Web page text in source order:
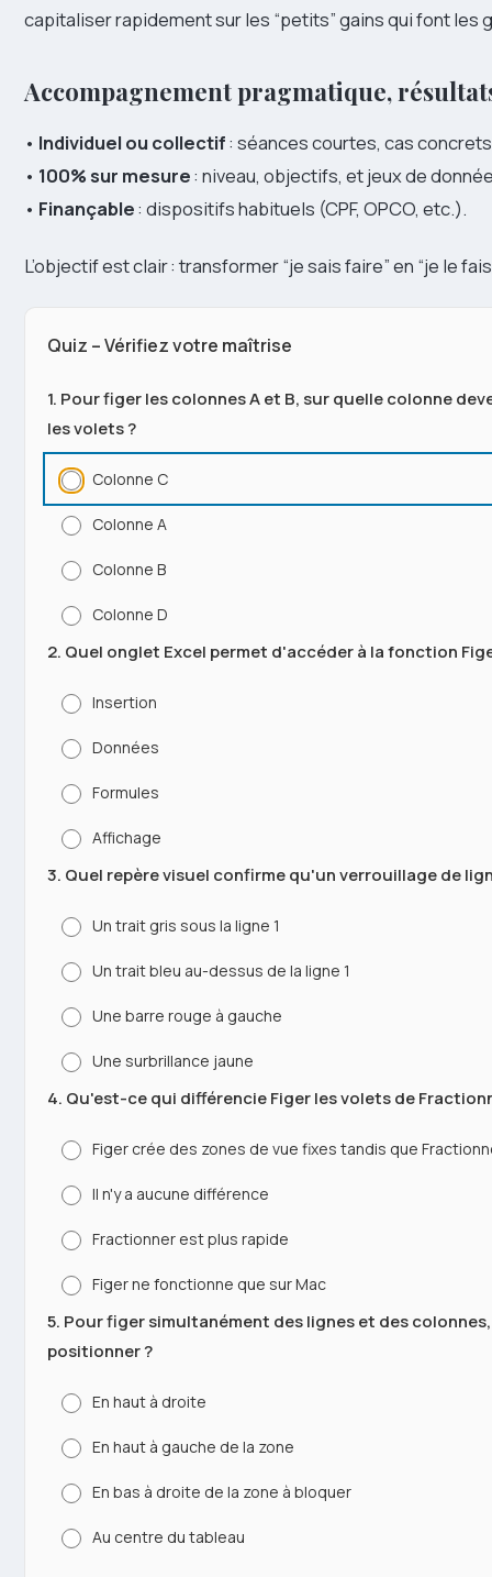
capitaliser rapidement sur les “petits” gains qui font les
Accompagnement pragmatique,
• Individuel ou collectif: séances courtes, cas
• 100% sur mesure: niveau, objectifs, et jeux de
• Finançable: dispositifs habituels (CPF, OPCO, etc.).
L’objectif est clair : transformer “je sais faire” en “je le
Quiz – Vérifiez votre maîtrise
1. Pour figer les colonnes A et B, sur quelle colonne
les volets ?
Colonne C
Colonne A
Colonne B
Colonne D
2. Quel onglet Excel permet d'accéder à la fonction
Insertion
Données
Formules
Affichage
3. Quel repère visuel confirme qu'un verrouillage de
Un trait gris sous la ligne 1
Un trait bleu au-dessus de la ligne 1
Une barre rouge à gauche
Une surbrillance jaune
4. Qu'est-ce qui différencie Figer les volets de
Figer crée des zones de vue fixes tandis que
Il n'y a aucune différence
Fractionner est plus rapide
Figer ne fonctionne que sur Mac
5. Pour figer simultanément des lignes et des
positionner ?
En haut à droite
En haut à gauche de la zone
En bas à droite de la zone à bloquer
Au centre du tableau